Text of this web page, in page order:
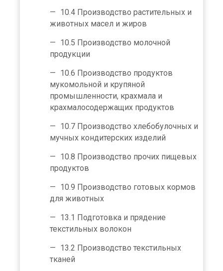
10.4 Производство растительных и
животных масел и жиров
10.5 Производство молочной
продукции
10.6 Производство продуктов
мукомольной и крупяной
промышленности, крахмала и
крахмалосодержащих продуктов
10.7 Производство хлебобулочных и
мучных кондитерских изделий
10.8 Производство прочих пищевых
продуктов
10.9 Производство готовых кормов
для животных
13.1 Подготовка и прядение
текстильных волокон
13.2 Производство текстильных
тканей